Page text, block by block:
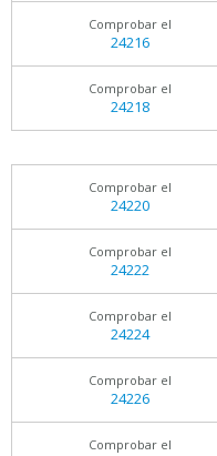
Comprobar el
24216
Comprobar el
24218
Comprobar el
24220
Comprobar el
24222
Comprobar el
24224
Comprobar el
24226
Comprobar el